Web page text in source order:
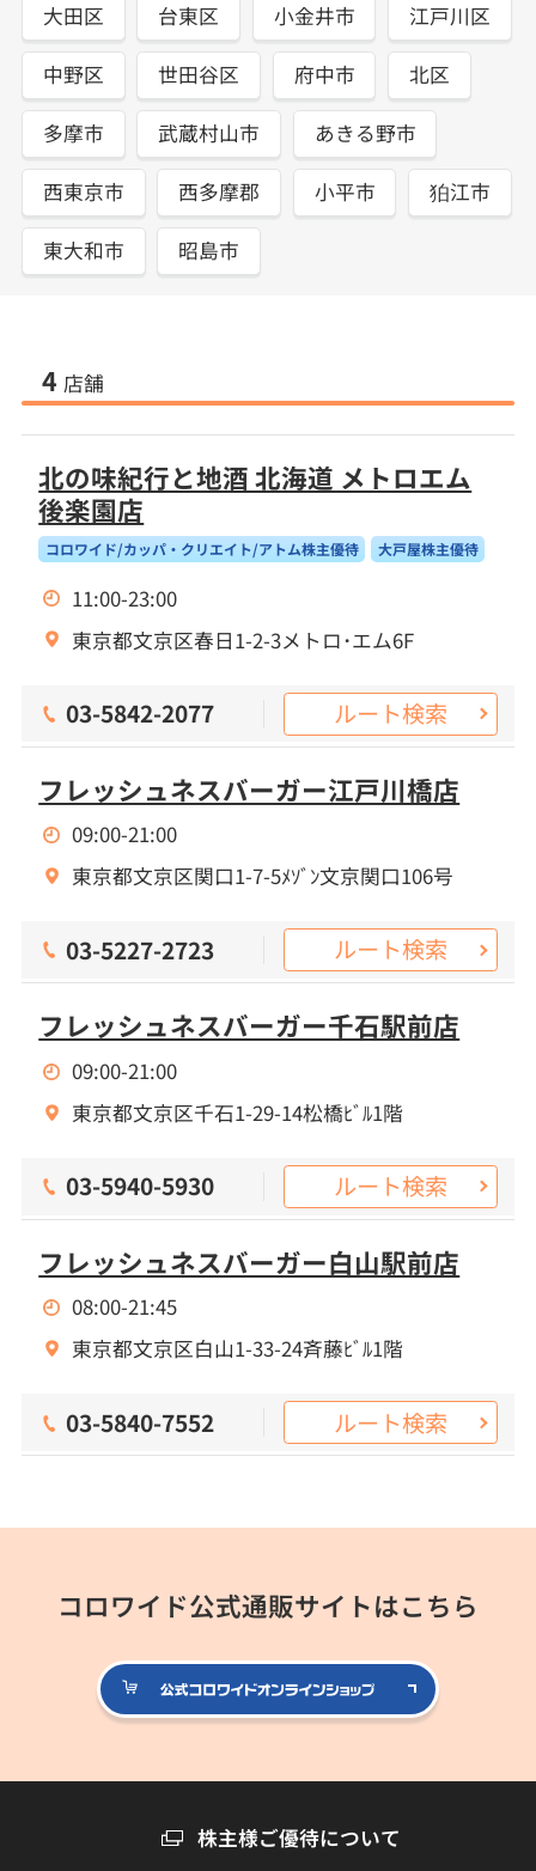
大田区 台東区 小金井市 江戸川区
中野区 世田谷区 府中市 北区
多摩市 武蔵村山市 あきる野市
西東京市 西多摩郡 小平市 狛江市
東大和市 昭島市
4 店舗
北の味紀行と地酒 北海道 メトロエム
後楽園店
コロワイド/カッパ・クリエイト/アトム株主優待 大戸屋株主優待
11:00-23:00
東京都文京区春日1-2-3メトロ･エム6F
03-5842-2077 ルート検索
フレッシュネスバーガー江戸川橋店
09:00-21:00
東京都文京区関口1-7-5ﾒｿﾞﾝ文京関口106号
03-5227-2723 ルート検索
フレッシュネスバーガー千石駅前店
09:00-21:00
東京都文京区千石1-29-14松橋ﾋﾞﾙ1階
03-5940-5930 ルート検索
フレッシュネスバーガー白山駅前店
08:00-21:45
東京都文京区白山1-33-24斉藤ﾋﾞﾙ1階
03-5840-7552 ルート検索
コロワイド公式通販サイトはこちら
公式コロ
株主様ご優待について